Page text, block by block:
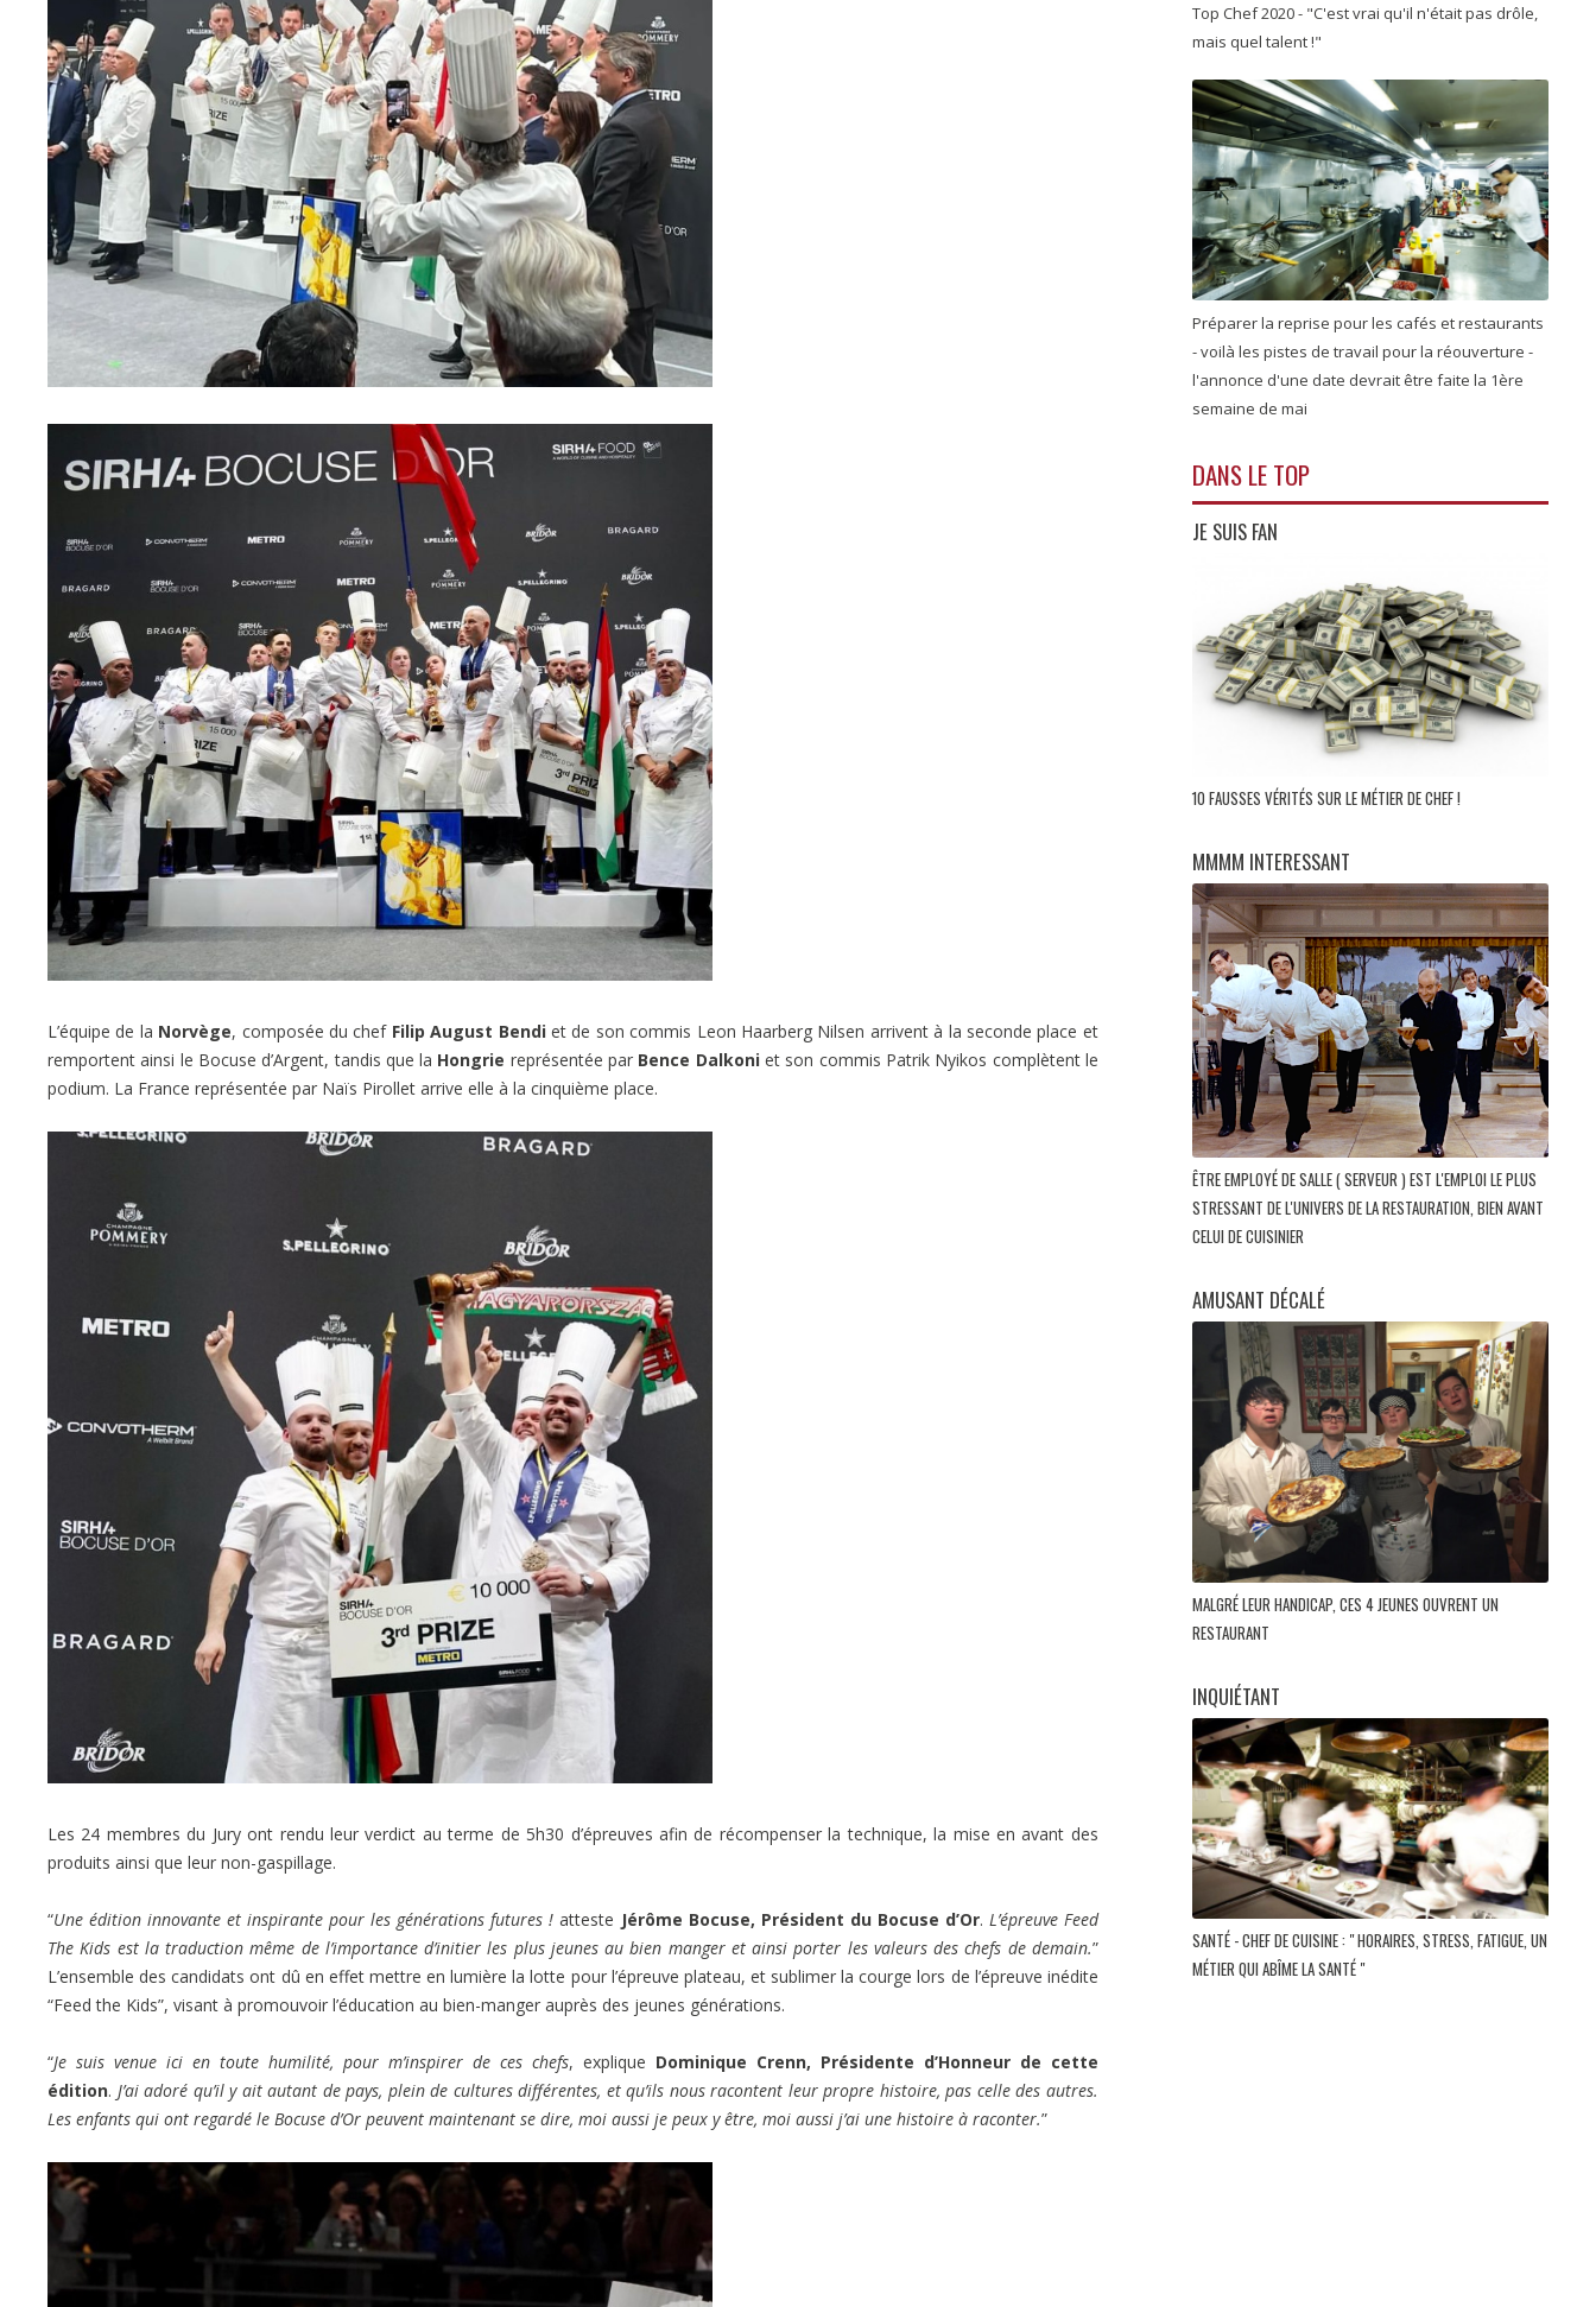
L’équipe de la Norvège, composée du chef Filip August Bendiet de son commis Leon Haarberg Nilsen arrivent à la seconde place et
remportent ainsi le Bocuse d’Argent, tandis que la Hongrie représentée par Bence Dalkoni et son commis Patrik Nyikos complètent le
podium. La France représentée par Naïs Pirollet arrive elle à la cinquième place.
Les 24 membres du Jury ont rendu leur verdict au terme de 5h30 d’épreuves afin de récompenser la technique, la mise en avant des
produits ainsi que leur non-gaspillage.
“Une édition innovante et inspirante pour les générations futures !atteste Jérôme Bocuse, Président du Bocuse d’Or. L’épreuve Feed
The Kids est la traduction même de l’importance d’initier les plus jeunes au bien manger et ainsi porter les valeurs des chefs de demain.”
L’ensemble des candidats ont dû en effet mettre en lumière la lotte pour l’épreuve plateau, et sublimer la courge lors de l’épreuve inédite
“Feed the Kids”, visant à promouvoir l’éducation au bien-manger auprès des jeunes générations.
“Je suis venue ici en toute humilité, pour m’inspirer de ces chefs, explique Dominique Crenn, Présidente d’Honneur de cette
édition. J’ai adoré qu’il y ait autant de pays, plein de cultures différentes, et qu’ils nous racontent leur propre histoire, pas celle des autres.
Les enfants qui ont regardé le Bocuse d’Or peuvent maintenant se dire, moi aussi je peux y être, moi aussi j’ai une histoire à raconter.”
Top Chef 2020 - "C'est vrai qu'il n'était pas drôle,
mais quel talent !"
Préparer la reprise pour les cafés et restaurants
- voilà les pistes de travail pour la réouverture -
l'annonce d'une date devrait être faite la 1ère
semaine de mai
DANS LE TOP
JE SUIS FAN
10 FAUSSES VÉRITÉS SUR LE MÉTIER DE CHEF !
MMMM INTERESSANT
ÊTRE EMPLOYÉ DE SALLE ( SERVEUR ) EST L'EMPLOI LE PLUS
STRESSANT DE L'UNIVERS DE LA RESTAURATION, BIEN AVANT
CELUI DE CUISINIER
AMUSANT DÉCALÉ
MALGRÉ LEUR HANDICAP, CES 4 JEUNES OUVRENT UN
RESTAURANT
INQUIÉTANT
SANTÉ - CHEF DE CUISINE : " HORAIRES, STRESS, FATIGUE, UN
MÉTIER QUI ABÎME LA SANTÉ "